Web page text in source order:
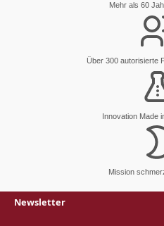
Mehr als 60
Über 300 autorisierte
Innovation Made
Mission
Newsletter